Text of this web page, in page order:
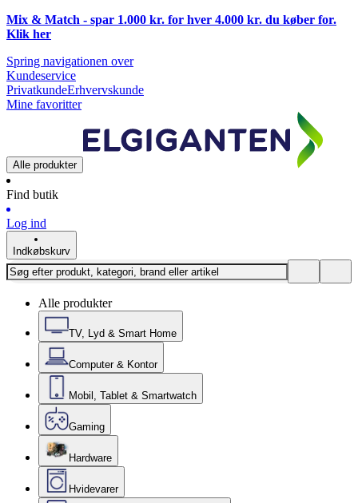
Mix & Match - spar 1.000 kr. for hver 4.000 kr. du køber for.
Klik her
Spring navigationen over
Kundeservice
PrivatkundeErhvervskunde
Mine favoritter
Alle produkter
Find butik
Log ind
Indkøbskurv
Alle produkter
TV, Lyd & Smart Home
Computer & Kontor
Mobil, Tablet & Smartwatch
Gaming
Hardware
Hvidevarer